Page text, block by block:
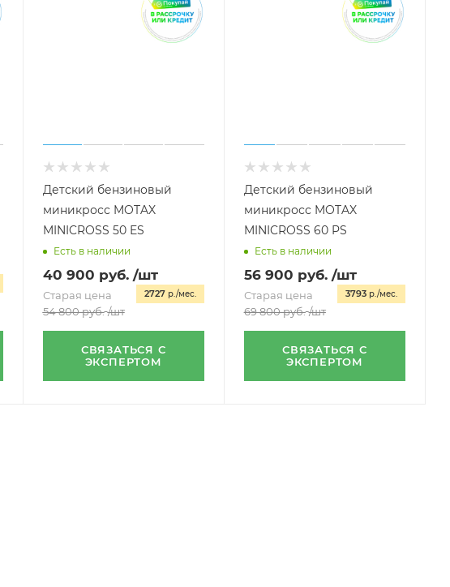
Детский бензиновый
миникросс MOTAX
MINICROSS 50 ES
Есть в наличии
40 900 руб. /шт
2727р./мес.
Старая цена
54 800руб. /шт
СВЯЗАТЬСЯ С
ЭКСПЕРТОМ
Детский бензиновый
миникросс MOTAX
MINICROSS 60 PS
Есть в наличии
56 900 руб. /шт
3793 р./мес.
Старая цена
69 800руб. /шт
СВЯЗАТЬСЯ С
ЭКСПЕРТОМ